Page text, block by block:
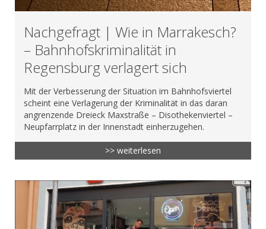
Nachgefragt | Wie in Marrakesch?
– Bahnhofskriminalität in
Regensburg verlagert sich
Mit der Verbesserung der Situation im Bahnhofsviertel
scheint eine Verlagerung der Kriminalität in das daran
angrenzende Dreieck Maxstraße – Disothekenviertel –
Neupfarrplatz in der Innenstadt einherzugehen.
>> weiterlesen